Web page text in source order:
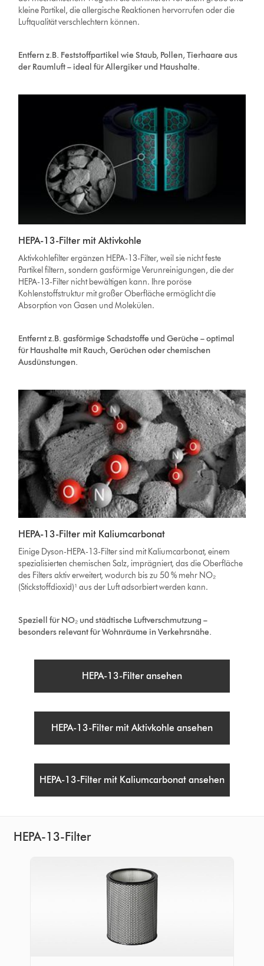
kleine Partikel, die allergische Reaktionen hervorrufen oder die
Luftqualität verschlechtern können.
Entfern z.B. Feststoffpartikel wie Staub, Pollen, Tierhaare aus
der Raumluft – ideal für Allergiker und Haushalte.
HEPA-13-Filter mit Aktivkohle
Aktivkohlefilter ergänzen HEPA-13-Filter, weil sie nicht feste
Partikel filtern, sondern gasförmige Verunreinigungen, die der
HEPA-13-Filter nicht bewältigen kann. Ihre poröse
Kohlenstoffstruktur mit großer Oberfläche ermöglicht die
Absorption von Gasen und Molekülen.
Entfernt z.B. gasförmige Schadstoffe und Gerüche – optimal
für Haushalte mit Rauch, Gerüchen oder chemischen
Ausdünstungen.
HEPA-13-Filter mit Kaliumcarbonat
Einige Dyson-HEPA-13-Filter sind mit Kaliumcarbonat, einem
spezialisierten chemischen Salz, imprägniert, das die Oberfläche
des Filters aktiv erweitert, wodurch bis zu 50 % mehr NO₂
(Stickstoffdioxid)¹aus der Luft adsorbiert werden kann.
Speziell für NO₂ und städtische Luftverschmutzung –
besonders relevant für Wohnräume in Verkehrsnähe.
HEPA-13-Filter ansehen
HEPA-13-Filter mit Aktivkohle ansehen
HEPA-13-Filter mit Kaliumcarbonat ansehen
HEPA-13-Filter